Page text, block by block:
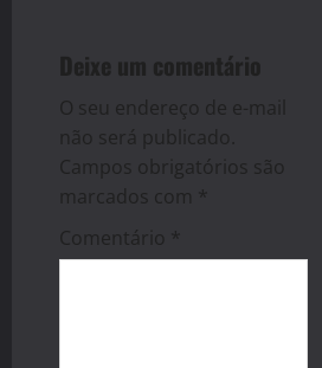
i
g
a
t
i
Deixe um comentário
O seu endereço de e-mail
não será publicado.
Campos obrigatórios são
marcados com *
Comentário *